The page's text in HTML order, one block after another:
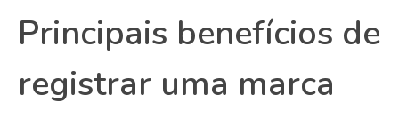
Principais benefícios de
registrar uma marca